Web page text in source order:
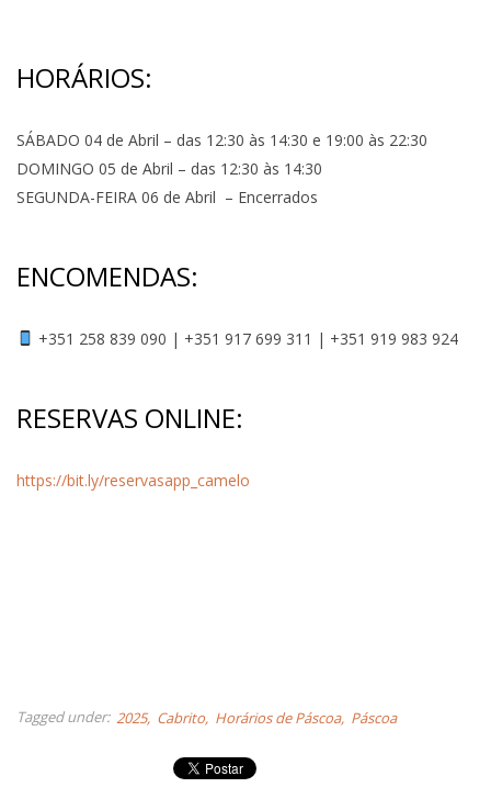
HORÁRIOS:
SÁBADO 04 de Abril – das 12:30 às 14:30 e 19:00 às 22:30
DOMINGO 05 de Abril – das 12:30 às 14:30
SEGUNDA-FEIRA 06 de Abril – Encerrados
ENCOMENDAS:
+351 258 839 090 | +351 917 699 311 | +351 919 983 924
RESERVAS ONLINE:
https://bit.ly/reservasapp_camelo
Tagged under: 2025 Cabrito Horários de Páscoa Páscoa